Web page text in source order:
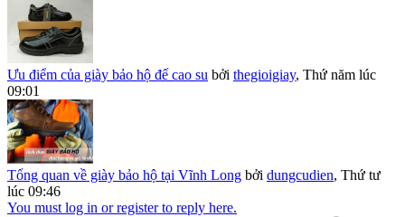
Ưu điểm của giày bảo hộ đế cao su bởi thegioigiay, Thứ năm lúc
09:01
Tổng quan về giày bảo hộ tại Vĩnh Long bởi dungcudien, Thứ tư
lúc 09:46
You must log in or register to reply here.